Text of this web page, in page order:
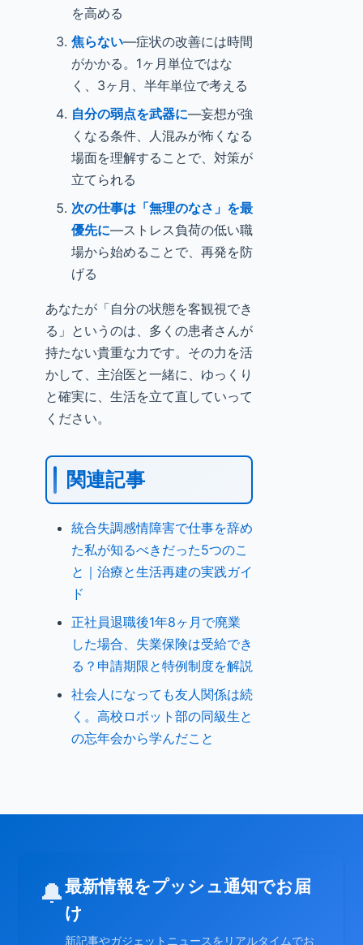
を高める
焦らない—症状の改善には時間
がかかる。1ヶ月単位ではな
く、3ヶ月、半年単位で考える
自分の弱点を武器に—妄想が強
くなる条件、人混みが怖くなる
場面を理解することで、対策が
立てられる
次の仕事は「無理のなさ」を最
優先に—ストレス負荷の低い職
場から始めることで、再発を防
げる
あなたが「自分の状態を客観視でき
る」というのは、多くの患者さんが
持たない貴重な力です。その力を活
かして、主治医と一緒に、ゆっくり
と確実に、生活を立て直していって
ください。
関連記事
統合失調感情障害で仕事を辞め
た私が知るべきだった5つのこ
と｜治療と生活再建の実践ガイ
ド
正社員退職後1年8ヶ月で廃業
した場合、失業保険は受給でき
る？申請期限と特例制度を解説
社会人になっても友人関係は続
く。高校ロボット部の同級生と
の忘年会から学んだこと
🔔最新情報をプッシュ通知でお届
け
新記事やガジェットニュースをリアルタイムでお